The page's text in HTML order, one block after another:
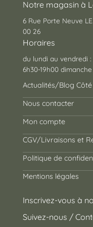
Notre magasin à
6 Rue Porte Neuve
00 26
Horaires
du lundi au vendredi :
6h30-19h00 dimanche
Actualités/Blog Côté
Nous contacter
Mon compte
CGV/Livraisons et
Politique de
Mentions légales
Inscrivez-vous à
Suivez-nous /